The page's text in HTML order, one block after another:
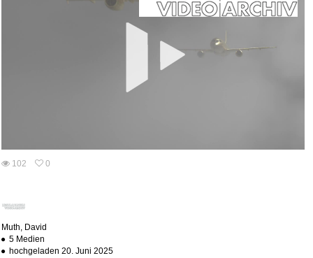
102
0
Muth, David
5 Medien
hochgeladen 20. Juni 2025